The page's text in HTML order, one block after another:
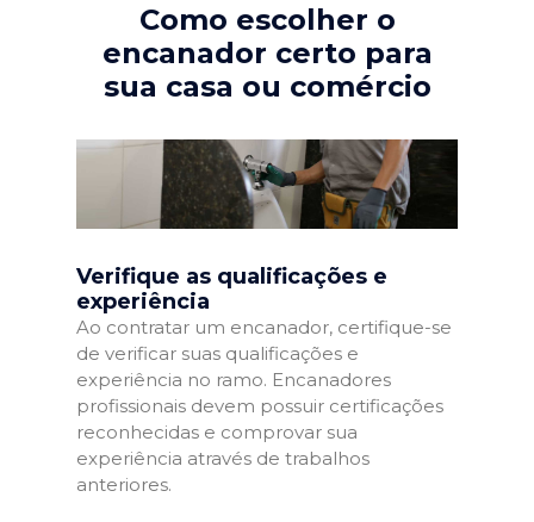
Como escolher o
encanador certo para
sua casa ou comércio
Verifique as qualificações e
experiência
Ao contratar um encanador, certifique-se
de verificar suas qualificações e
experiência no ramo. Encanadores
profissionais devem possuir certificações
reconhecidas e comprovar sua
experiência através de trabalhos
anteriores.